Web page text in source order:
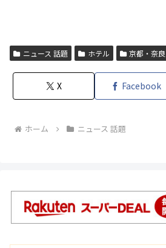
ニュース 話題 ホテル 京都・奈良
X Facebook
ホーム ニュース 話題